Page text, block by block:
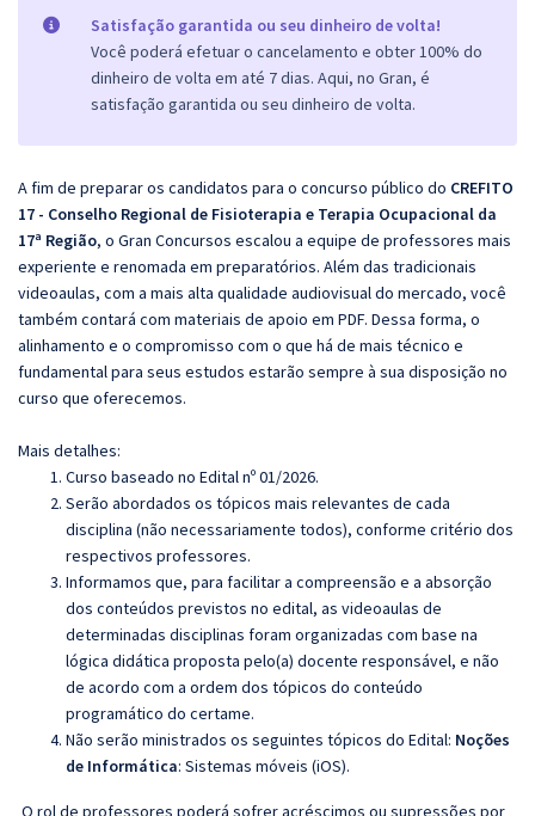
Satisfação garantida ou seu dinheiro de volta!
Você poderá efetuar o cancelamento e obter 100% do
dinheiro de volta em até 7 dias. Aqui, no Gran, é
satisfação garantida ou seu dinheiro de volta.
A fim de preparar os candidatos para o concurso público do CREFITO
17 - Conselho Regional de Fisioterapia e Terapia Ocupacional da
17ª Região, o Gran Concursos escalou a equipe de professores mais
experiente e renomada em preparatórios. Além das tradicionais
videoaulas, com a mais alta qualidade audiovisual do mercado, você
também contará com materiais de apoio em PDF. Dessa forma, o
alinhamento e o compromisso com o que há de mais técnico e
fundamental para seus estudos estarão sempre à sua disposição no
curso que oferecemos.
Mais detalhes:
Curso baseado no Edital nº 01/2026.
Serão abordados os tópicos mais relevantes de cada
disciplina (não necessariamente todos), conforme critério dos
respectivos professores.
Informamos que, para facilitar a compreensão e a absorção
dos conteúdos previstos no edital, as videoaulas de
determinadas disciplinas foram organizadas com base na
lógica didática proposta pelo(a) docente responsável, e não
de acordo com a ordem dos tópicos do conteúdo
programático do certame.
Não serão ministrados os seguintes tópicos do Edital: Noções
de Informática: Sistemas móveis (iOS).
O rol de professores poderá sofrer acréscimos ou supressões por